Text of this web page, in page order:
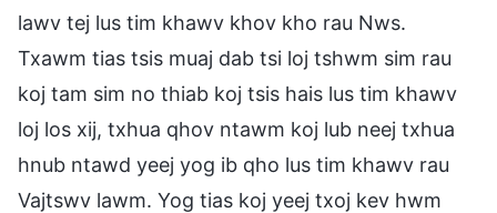
lawv tej lus tim khawv khov kho rau Nws.
Txawm tias tsis muaj dab tsi loj tshwm sim rau
koj tam sim no thiab koj tsis hais lus tim khawv
loj los xij, txhua qhov ntawm koj lub neej txhua
hnub ntawd yeej yog ib qho lus tim khawv rau
Vajtswv lawm. Yog tias koj yeej txoj kev hwm